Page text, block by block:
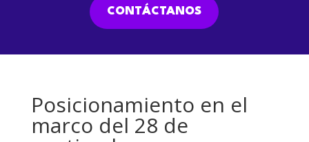
CONTÁCTANOS
Posicionamiento en el
marco del 28 de